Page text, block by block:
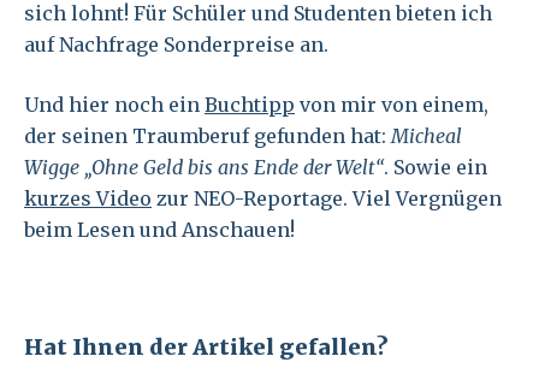
sich lohnt! Für Schüler und Studenten bieten ich
auf Nachfrage Sonderpreise an.
Und hier noch ein Buchtipp von mir von einem,
der seinen Traumberuf gefunden hat:Micheal
Wigge „Ohne Geld bis ans Ende der Welt“. Sowie ein
kurzes Video zur NEO-Reportage. Viel Vergnügen
beim Lesen und Anschauen!
Hat Ihnen der Artikel gefallen?